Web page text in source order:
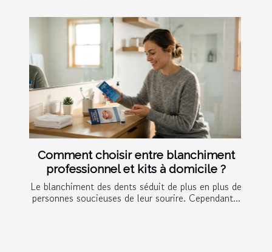
Comment choisir entre blanchiment
professionnel et kits à domicile ?
Le blanchiment des dents séduit de plus en plus de
personnes soucieuses de leur sourire. Cependant...